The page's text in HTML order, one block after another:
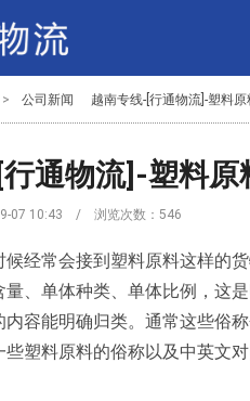
> 公司新闻 越南专线-[行通物流]-塑料
通物流]-塑料原
07 10:43 / 浏览次数： 546
候经常会接到塑料原料这样的
、单体种类、单体比例，这
容能明确归类。通常这些俗
塑料原料的俗称以及中英文对